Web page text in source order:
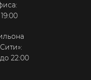
22:00